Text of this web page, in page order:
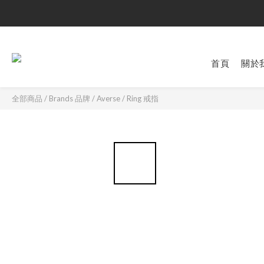
首頁 關於
全部商品 / Brands 品牌 /Averse/ Ring 戒指